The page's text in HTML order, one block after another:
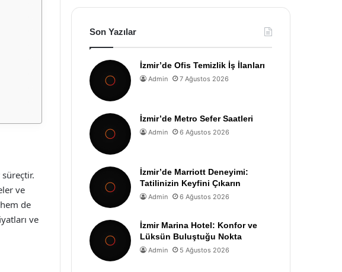
ve
de
ve
Son Yazılar
İzmir’de Ofis Temizlik İş İlanları
Admin 7 Ağustos 2026
İzmir’de Metro Sefer Saatleri
Admin 6 Ağustos 2026
İzmir’de Marriott Deneyimi:
Tatilinizin Keyfini Çıkarın
Admin 6 Ağustos 2026
İzmir Marina Hotel: Konfor ve
Lüksün Buluştuğu Nokta
Admin 5 Ağustos 2026